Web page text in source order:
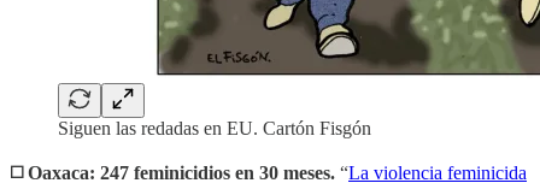
Siguen las redadas en EU. Cartón Fisgón
◻️ Oaxaca: 247 feminicidios en 30 meses. “La violencia feminicida